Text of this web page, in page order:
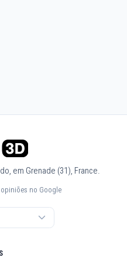
em Grenade (31), France.
opiniões no Google